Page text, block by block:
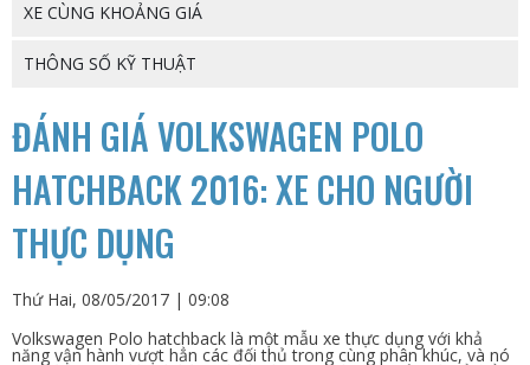
XE CÙNG KHOẢNG GIÁ
THÔNG SỐ KỸ THUẬT
ĐÁNH GIÁ VOLKSWAGEN POLO
HATCHBACK 2016: XE CHO NGƯỜI
THỰC DỤNG
Thứ Hai, 08/05/2017 | 09:08
Volkswagen Polo hatchback là một mẫu xe thực dụng với khả
năng vận hành vượt hẳn các đối thủ trong cùng phân khúc, và nó